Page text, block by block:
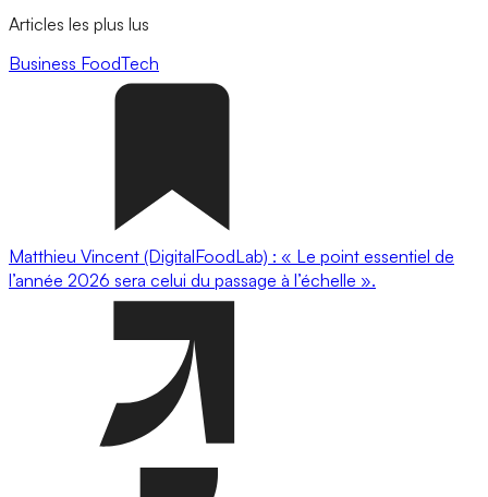
Articles les plus lus
Business FoodTech
Matthieu Vincent (DigitalFoodLab) : « Le point essentiel de
l’année 2026 sera celui du passage à l’échelle ».